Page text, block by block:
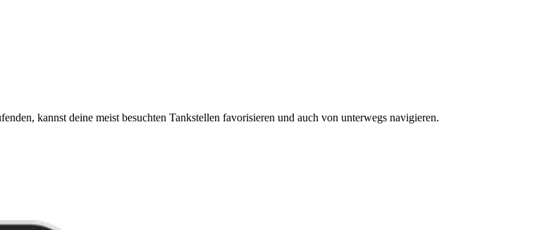
kannst deine meist besuchten Tankstellen favorisieren und auch von unterwegs navigieren.